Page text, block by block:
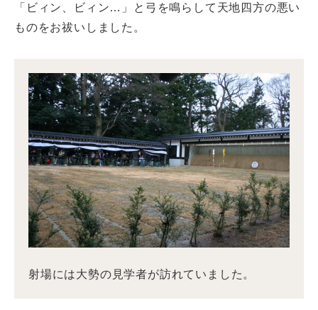
「ビィン、ビィン…」と弓を鳴らして天地四方の悪い
ものをお祓いしました。
射場には大勢の見学者が訪れていました。